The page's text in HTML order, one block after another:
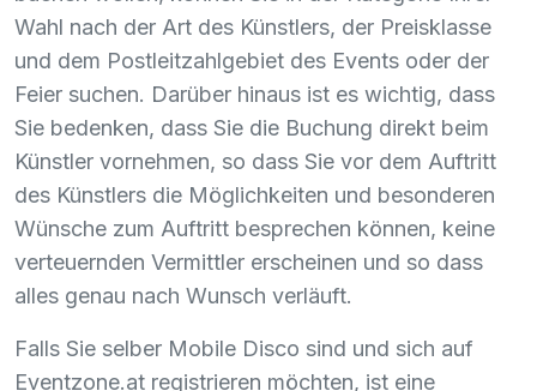
Wahl nach der Art des Künstlers, der Preisklasse
und dem Postleitzahlgebiet des Events oder der
Feier suchen. Darüber hinaus ist es wichtig, dass
Sie bedenken, dass Sie die Buchung direkt beim
Künstler vornehmen, so dass Sie vor dem Auftritt
des Künstlers die Möglichkeiten und besonderen
Wünsche zum Auftritt besprechen können, keine
verteuernden Vermittler erscheinen und so dass
alles genau nach Wunsch verläuft.
Falls Sie selber Mobile Disco sind und sich auf
Eventzone.at registrieren möchten, ist eine